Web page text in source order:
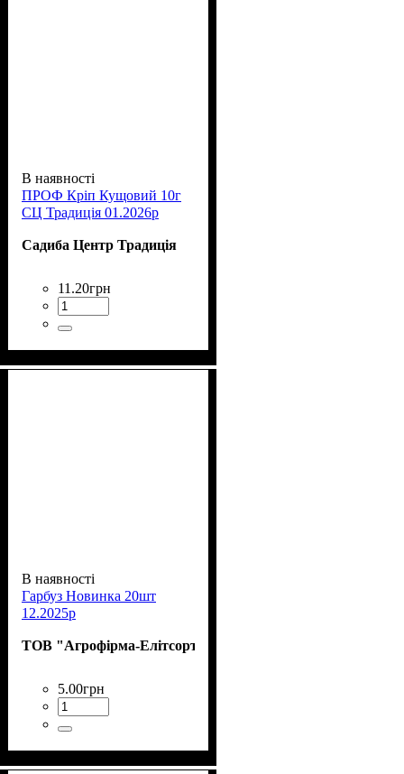
В наявності
ПРОФ Кріп Кущовий 10г
СЦ Традиція 01.2026р
Садиба Центр Традиція
11 .20грн
В наявності
Гарбуз Новинка 20шт
12.2025р
ТОВ "Агрофірма-Елітсортнасіння"
5.00грн